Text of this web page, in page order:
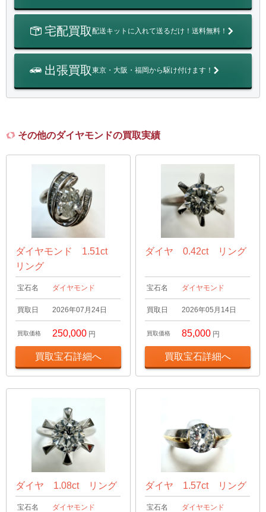
宅配買取配送キットに入れて送るだけ！送料無料！
出張買取東京・大阪・福岡から駆け付けます！
その他のダイヤモンドの買取実績
ダイヤモンド 1.51ct
リング
宝石名 ダイヤモンド
買取日 2026年07月24日
買取価格 250,000 円
買取宝石詳細へ
ダイヤ 0.42ct リング
宝石名 ダイヤモンド
買取日 2026年05月14日
買取価格 85,000 円
買取宝石詳細へ
ダイヤ 1.08ct リング
宝石名 ダイヤモンド
ダイヤ 1.57ct リング
宝石名 ダイヤモンド